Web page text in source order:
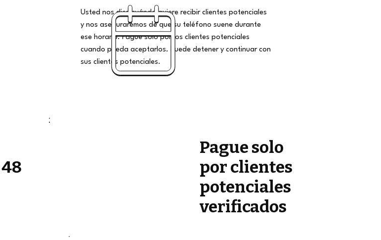
Usted nos dice cuándo quiere recibir clientes potenciales
y nos aseguraremos de que su teléfono suene durante
ese horario. Pague solo por los clientes potenciales
cuando pueda aceptarlos. Puede detener y continuar con
sus clientes potenciales.
Pague solo
por clientes
potenciales
verificados